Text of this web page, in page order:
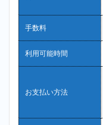
手数料
利用可能時間
お支払い方法